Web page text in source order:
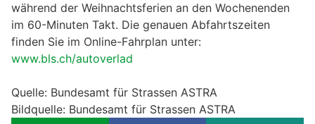
während der Weihnachtsferien an den Wochenenden
im 60-Minuten Takt. Die genauen Abfahrtszeiten
finden Sie im Online-Fahrplan unter:
www.bls.ch/autoverlad
Quelle: Bundesamt für Strassen ASTRA
Bildquelle: Bundesamt für Strassen ASTRA